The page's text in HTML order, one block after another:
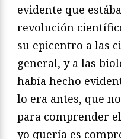
evidente que
revolución
su epicentro a las
general, y a las
había hecho
lo era antes, que
para comprender
yo quería es